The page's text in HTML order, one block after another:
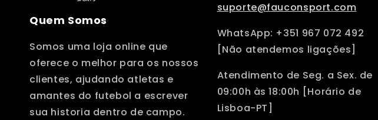
Quem Somos
Somos uma loja online que
oferece o melhor para os nossos
clientes, ajudando atletas e
amantes do futebol a escrever
sua historia dentro de campo.
suporte@fauconsport.com
WhatsApp: +351 967 072 492
[Não atendemos ligações]
Atendimento de Seg. a Sex. de
09:00h às 18:00h [Horário de
Lisboa-PT]